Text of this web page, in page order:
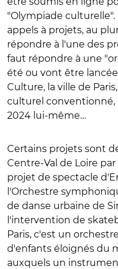
"Olympiade culturelle".
appels à projets, au
répondre à l'une des
faut répondre à une
été ou vont être
Culture, la ville de
culturel conventionné,
2024 lui-même…
Certains projets sont
Centre-Val de Loire
projet de spectacle
l'Orchestre
de danse urbaine de
l'intervention de
Paris, c'est un
d'enfants éloignés du
auxquels un